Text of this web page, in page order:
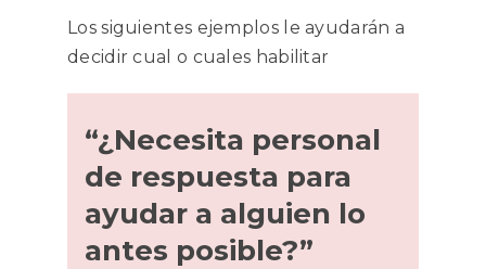
Los siguientes ejemplos le ayudarán a
decidir cual o cuales habilitar
“¿Necesita personal
de respuesta para
ayudar a alguien lo
antes posible?”